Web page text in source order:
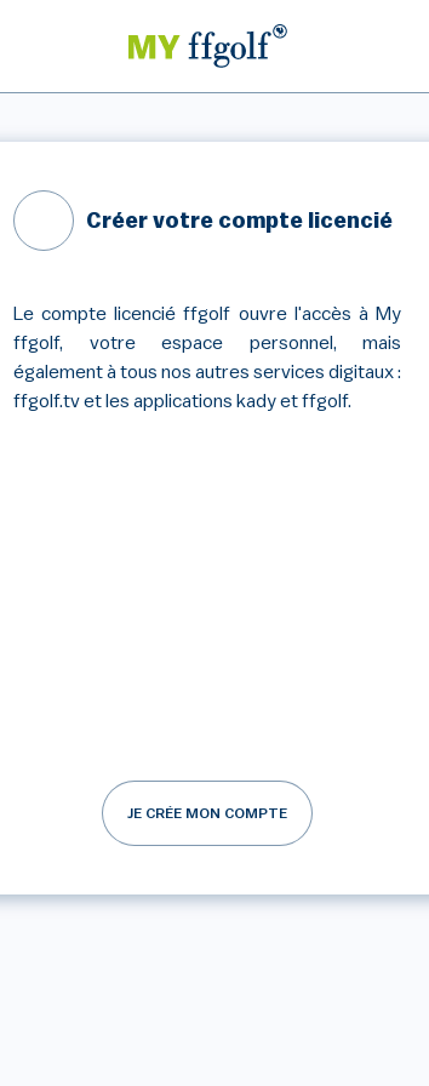
Créer votre compte licencié
Le compte licencié ffgolf ouvre l'accès à My
ffgolf, votre espace personnel, mais
également à tous nos autres services digitaux :
ffgolf.tv et les applications kady et ffgolf.
JE CRÉE MON COMPTE